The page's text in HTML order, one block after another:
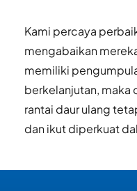
Kami percaya
mengabaikan
memiliki
berkelanjutan, maka
rantai daur ulang
dan ikut diperkuat